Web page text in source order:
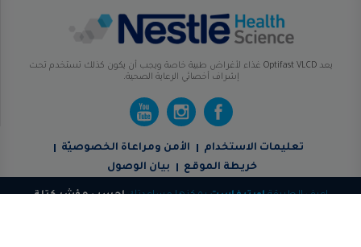
يعد Optifast VLCD غذاء لأغراض طبية خاصة ويجب أن يكون كذلك تستخدم تحت
إشراف أخصائي الرعاية الصحية.
تعليمات الاستخدام
الأمن ومراعاة الخصوصيّة
خريطة الموقع
بيان الوصول
اعرف الطريقةاوبتيفاستيمكنها مساعدتكاحسب مؤشر كتلة